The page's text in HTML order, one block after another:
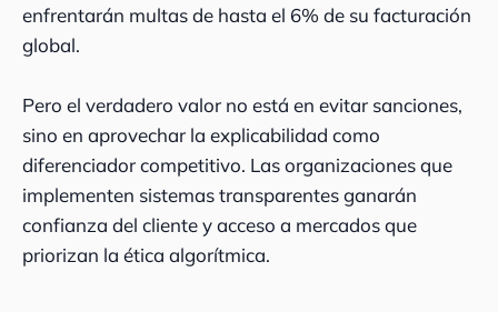
enfrentarán multas de hasta el 6% de su facturación
global.
Pero el verdadero valor no está en evitar sanciones,
sino en aprovechar la explicabilidad como
diferenciador competitivo. Las organizaciones que
implementen sistemas transparentes ganarán
confianza del cliente y acceso a mercados que
priorizan la ética algorítmica.